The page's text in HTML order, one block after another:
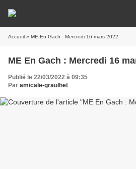
Accueil » ME En Gach : Mercredi 16 mars 2022
ME En Gach : Mercredi 16
Publié le 22/03/2022 à 09:35
Par amicale-graulhet